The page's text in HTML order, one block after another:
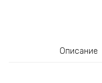
Описание